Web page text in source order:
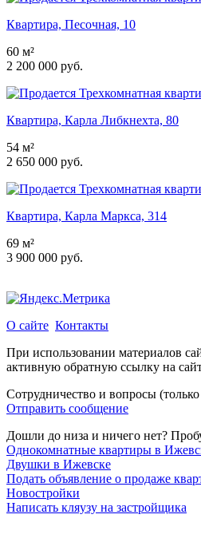
Квартира, Песочная, 10
60 м²
2 200 000 руб.
Квартира, Карла Либкнехта, 80
54 м²
2 650 000 руб.
Квартира, Карла Маркса, 314
69 м²
3 900 000 руб.
О сайте Контакты
При использовании материалов
активную обратную ссылку на
Сотрудничество и вопросы
Отправить сообщение
Дошли до низа и ничего нет?
Однокомнатные квартиры в
Двушки в Ижевске
Подать объявление о продаже
Новостройки
Написать кляузу на застройщика